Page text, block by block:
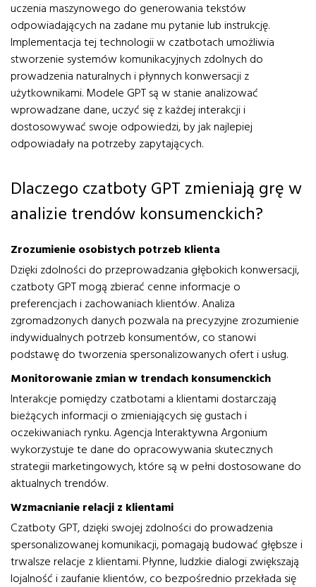
uczenia maszynowego do generowania tekstów
odpowiadających na zadane mu pytanie lub instrukcję.
Implementacja tej technologii w czatbotach umożliwia
stworzenie systemów komunikacyjnych zdolnych do
prowadzenia naturalnych i płynnych konwersacji z
użytkownikami. Modele GPT są w stanie analizować
wprowadzane dane, uczyć się z każdej interakcji i
dostosowywać swoje odpowiedzi, by jak najlepiej
odpowiadały na potrzeby zapytających.
Dlaczego czatboty GPT zmieniają grę w
analizie trendów konsumenckich?
Zrozumienie osobistych potrzeb klienta
Dzięki zdolności do przeprowadzania głębokich konwersacji,
czatboty GPT mogą zbierać cenne informacje o
preferencjach i zachowaniach klientów. Analiza
zgromadzonych danych pozwala na precyzyjne zrozumienie
indywidualnych potrzeb konsumentów, co stanowi
podstawę do tworzenia spersonalizowanych ofert i usług.
Monitorowanie zmian w trendach konsumenckich
Interakcje pomiędzy czatbotami a klientami dostarczają
bieżących informacji o zmieniających się gustach i
oczekiwaniach rynku. Agencja Interaktywna Argonium
wykorzystuje te dane do opracowywania skutecznych
strategii marketingowych, które są w pełni dostosowane do
aktualnych trendów.
Wzmacnianie relacji z klientami
Czatboty GPT, dzięki swojej zdolności do prowadzenia
spersonalizowanej komunikacji, pomagają budować głębsze i
trwalsze relacje z klientami. Płynne, ludzkie dialogi zwiększają
lojalność i zaufanie klientów, co bezpośrednio przekłada się